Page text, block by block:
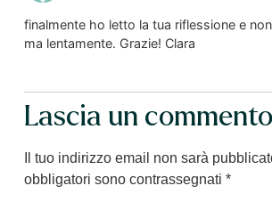
finalmente ho letto la tua riflessione e
ma lentamente. Grazie! Clara
Lascia un commento
Il tuo indirizzo email non sarà
obbligatori sono contrassegnati *